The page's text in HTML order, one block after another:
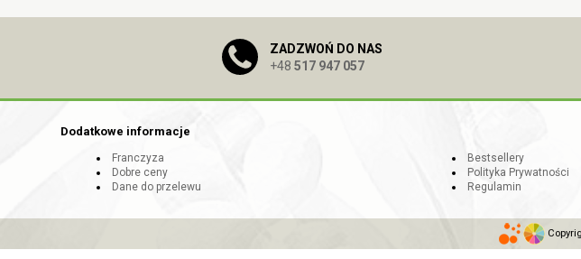
ZADZWOŃ DO NAS
+48 517 947 057
Dodatkowe informacje
Franczyza
Dobre ceny
Dane do przelewu
Bestsellery
Polityka Prywatności
Regulamin